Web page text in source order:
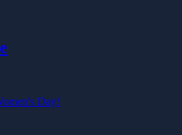
Day!